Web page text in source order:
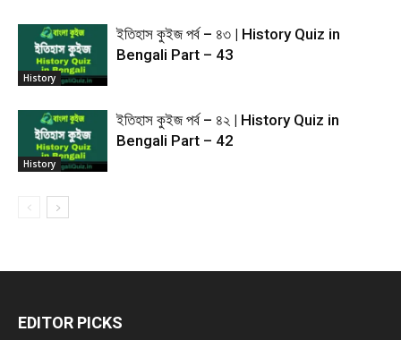
History
ইতিহাস কুইজ পর্ব – ৪৩ | History Quiz in
Bengali Part – 43
History
ইতিহাস কুইজ পর্ব – ৪২ | History Quiz in
Bengali Part – 42
EDITOR PICKS